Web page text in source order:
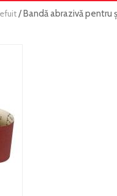
/ Bandă abrazivă